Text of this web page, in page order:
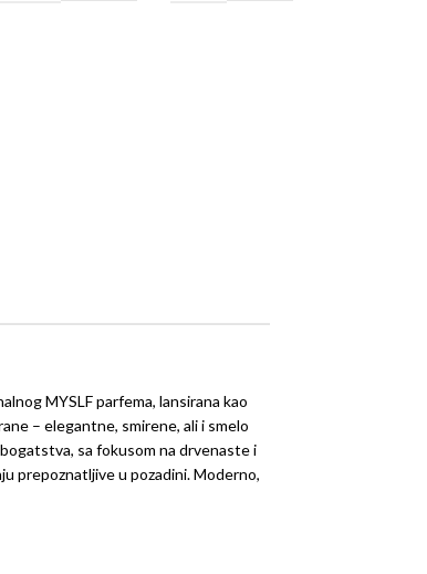
MYSLF parfema, lansirana kao
– elegantne, smirene, ali i smelo
sa fokusom na drvenaste i
prepoznatljive u pozadini. Moderno,